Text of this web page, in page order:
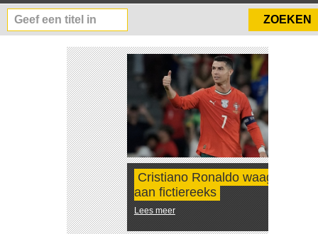
Cristiano Ronaldo waagt zich
aan fictiereeks
Lees meer